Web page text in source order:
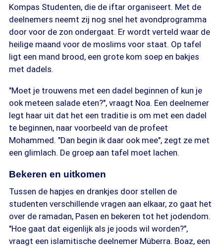
Kompas Studenten, die de iftar organiseert. Met de
deelnemers neemt zij nog snel het avondprogramma
door voor de zon ondergaat. Er wordt verteld waar de
heilige maand voor de moslims voor staat. Op tafel
ligt een mand brood, een grote kom soep en bakjes
met dadels.
"Moet je trouwens met een dadel beginnen of kun je
ook meteen salade eten?", vraagt Noa. Een deelnemer
legt haar uit dat het een traditie is om met een dadel
te beginnen, naar voorbeeld van de profeet
Mohammed. "Dan begin ik daar ook mee", zegt ze met
een glimlach. De groep aan tafel moet lachen.
Bekeren en uitkomen
Tussen de hapjes en drankjes door stellen de
studenten verschillende vragen aan elkaar, zo gaat het
over de ramadan, Pasen en bekeren tot het jodendom.
"Hoe gaat dat eigenlijk als je joods wil worden?",
vraagt een islamitische deelnemer Müberra. Boaz, een